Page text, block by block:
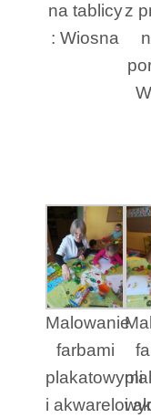
na tablicy
: Wiosna
z
Malowanie
farbami
plakatowymi
i
i